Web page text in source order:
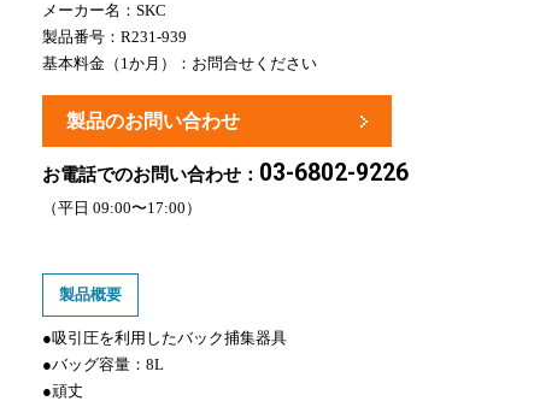
メーカー名： SKC
製品番号：R231-939
基本料金（1か月）：お問合せください
製品のお問い合わせ
お電話でのお問い合わせ： 03-6802-9226
（平日 09:00〜17:00）
製品概要
●吸引圧を利用したバック捕集器具
●バッグ容量：8L
●頑丈